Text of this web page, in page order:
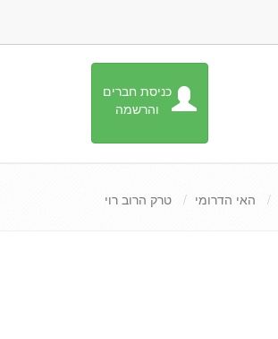
כניסת חברים
והרשמה
האי הדרומי טרק הרוב רוי